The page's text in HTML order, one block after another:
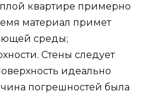
квартире примерно
материал примет
среды;
Стены следует
идеально
погрешностей была